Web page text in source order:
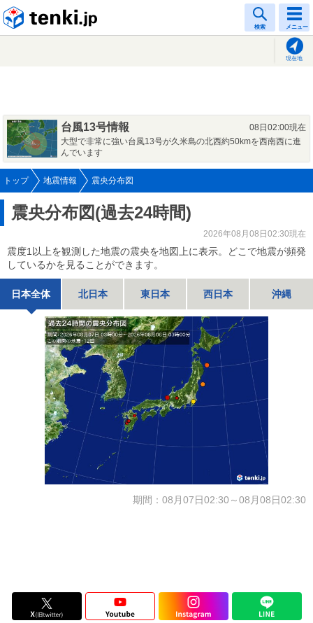
検索 メニュー
現在地
台風13号情報
08日02:00現在
大型で非常に強い台風13号が久米島の北西約50kmを西南西に進
んでいます
トップ 地震情報 震央分布図
震央分布図(過去24時間)
2026年08月08日02:30現在
震度1以上を観測した地震の震央を地図上に表示。どこで地震が頻発
しているかを見ることができます。
日本全体 北日本 東日本 西日本 沖縄
期間：08月07日02:30～08月08日02:30